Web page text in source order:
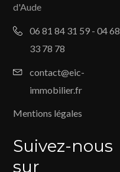
d'Aude
06 81 84 31 59 - 04 68
33 78 78
contact@eic-
immobilier.fr
Mentions légales
Suivez-nous
sur